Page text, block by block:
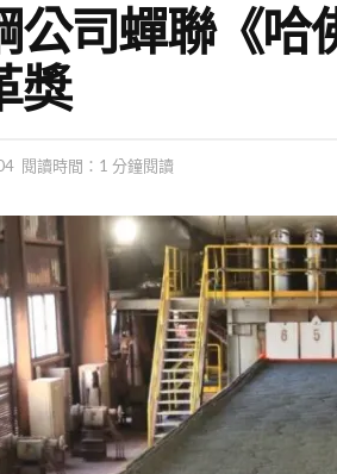
公司蟬聯《哈
獎
閱讀時間：1 分鐘閱讀